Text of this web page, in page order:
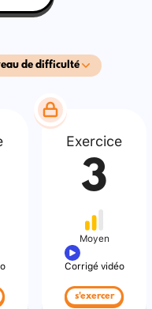
de difficulté
Exercice
3
Moyen
Corrigé vidéo
s'exercer